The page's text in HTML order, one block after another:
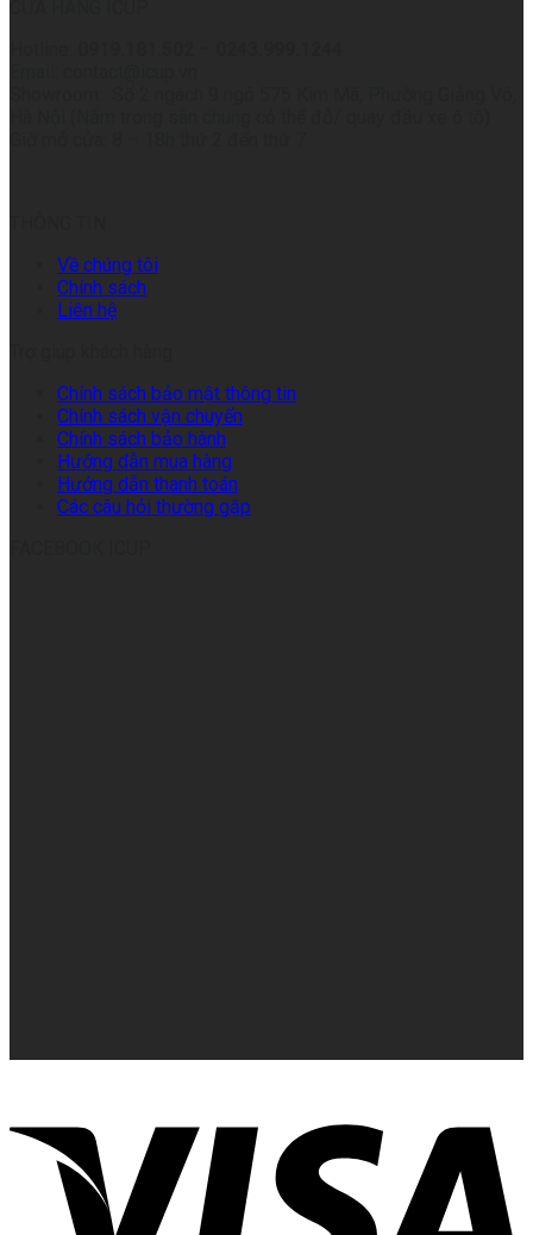
Về chúng tôi
Chính sách
Liên hệ
Chính sách bảo mật thông tin
Chính sách vận chuyển
Chính sách bảo hành
Hướng dẫn mua hàng
Hướng dẫn thanh toán
Các câu hỏi thường gặp